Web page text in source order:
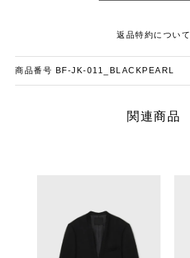
返品特約について
商品番号 BF-JK-011_BLACKPEARL
関連商品